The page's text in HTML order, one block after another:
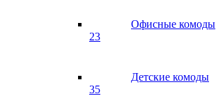
Офисные комоды
23
Детские комоды
35